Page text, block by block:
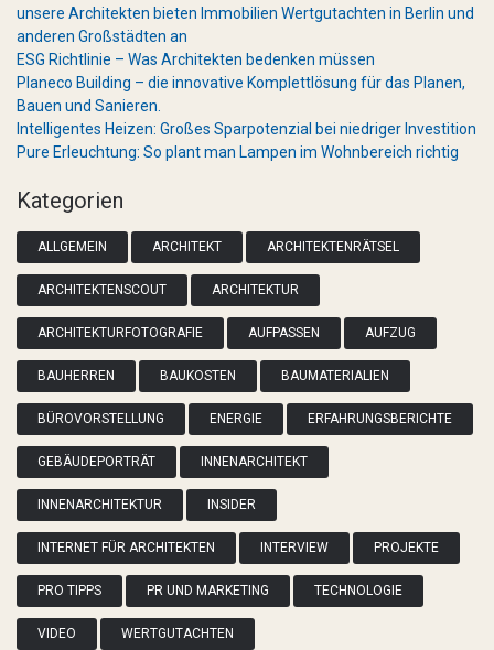
unsere Architekten bieten Immobilien Wertgutachten in Berlin und
anderen Großstädten an
ESG Richtlinie – Was Architekten bedenken müssen
Planeco Building – die innovative Komplettlösung für das Planen,
Bauen und Sanieren.
Intelligentes Heizen: Großes Sparpotenzial bei niedriger Investition
Pure Erleuchtung: So plant man Lampen im Wohnbereich richtig
Kategorien
ALLGEMEIN ARCHITEKT ARCHITEKTENRÄTSEL
ARCHITEKTENSCOUT ARCHITEKTUR
ARCHITEKTURFOTOGRAFIE AUFPASSEN AUFZUG
BAUHERREN BAUKOSTEN BAUMATERIALIEN
BÜROVORSTELLUNG ENERGIE ERFAHRUNGSBERICHTE
GEBÄUDEPORTRÄT INNENARCHITEKT
INNENARCHITEKTUR INSIDER
INTERNET FÜR ARCHITEKTEN INTERVIEW PROJEKTE
PRO TIPPS PR UND MARKETING TECHNOLOGIE
VIDEO WERTGUTACHTEN